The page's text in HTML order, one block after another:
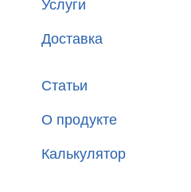
Услуги
Доставка
Статьи
О продукте
Калькулятор